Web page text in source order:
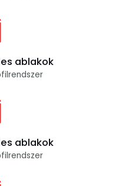
ablakok
ablakok